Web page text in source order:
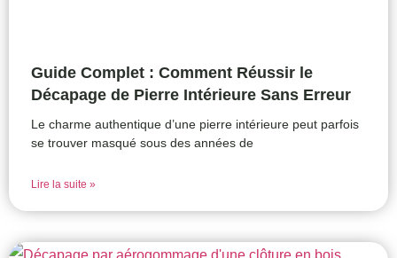
Guide Complet : Comment Réussir le
Décapage de Pierre Intérieure Sans Erreur
Le charme authentique d’une pierre intérieure peut parfois
se trouver masqué sous des années de
Lire la suite »